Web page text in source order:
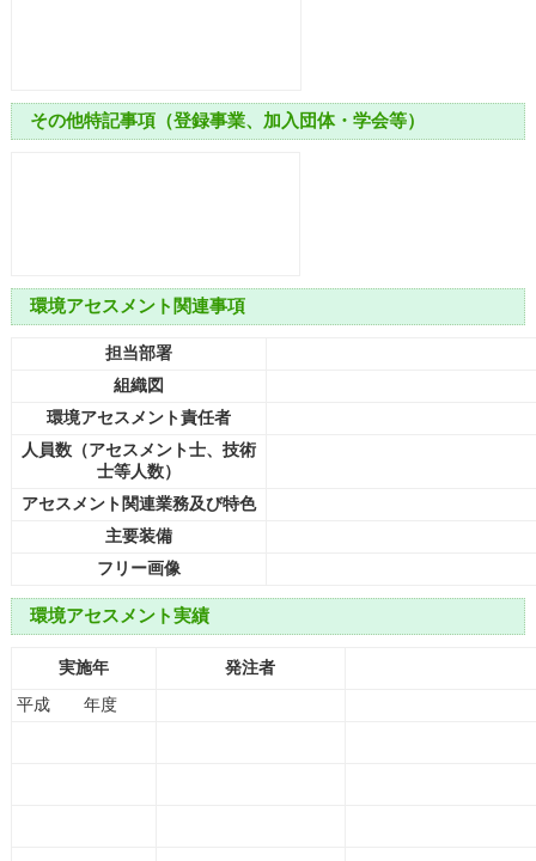
その他特記事項（登録事業、加入団体・学会等）
環境アセスメント関連事項
担当部署
組織図
環境アセスメント責任者
人員数（アセスメント士、技術
士等人数）
アセスメント関連業務及び特色
主要装備
フリー画像
環境アセスメント実績
実施年
発注者
平成 年度